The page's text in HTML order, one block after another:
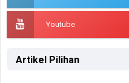
Youtube
Artikel Pilihan